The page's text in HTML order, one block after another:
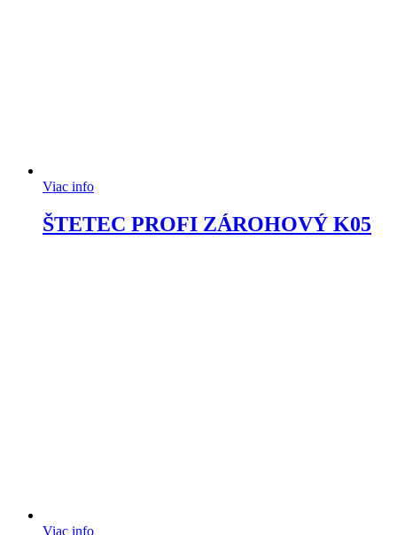
Viac info
ŠTETEC PROFI ZÁROHOVÝ K05
Viac info